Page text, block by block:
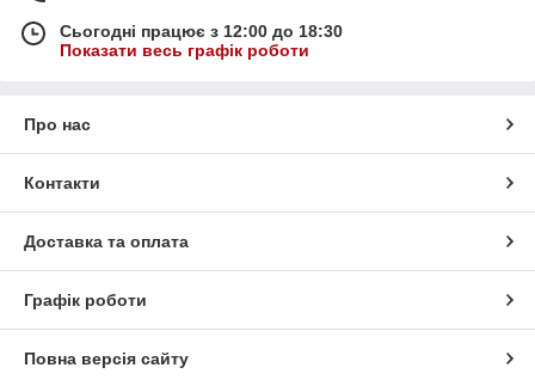
Сьогодні працює з 12:00 до 18:30
Показати весь графік роботи
Про нас
Контакти
Доставка та оплата
Графік роботи
Повна версія сайту